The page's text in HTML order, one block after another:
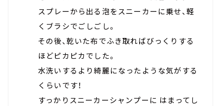
スプレーから出る泡をスニーカーに乗せ、軽
くブラシでごしごし。
その後、乾いた布でふき取ればびっくりする
ほどピカピカでした。
水洗いするより綺麗になったような気がする
くらいです！
すっかりスニーカーシャンプーに はまってし